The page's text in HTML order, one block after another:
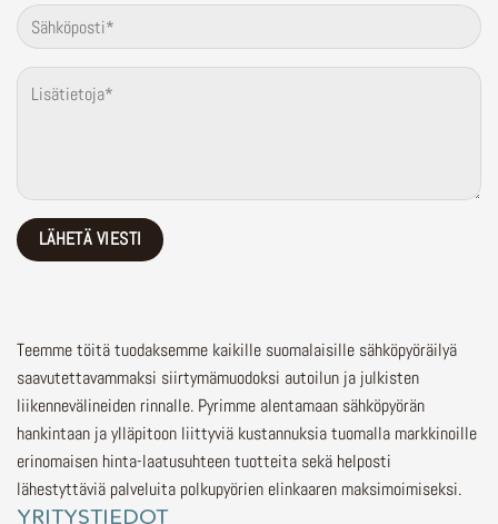
Teemme töitä tuodaksemme kaikille suomalaisille sähköpyöräilyä
saavutettavammaksi siirtymämuodoksi autoilun ja julkisten
liikennevälineiden rinnalle. Pyrimme alentamaan sähköpyörän
hankintaan ja ylläpitoon liittyviä kustannuksia tuomalla markkinoille
erinomaisen hinta-laatusuhteen tuotteita sekä helposti
lähestyttäviä palveluita polkupyörien elinkaaren maksimoimiseksi.
YRITYSTIEDOT